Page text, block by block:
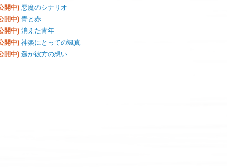
開中)悪魔のシナリオ
開中)青と赤
開中)消えた青年
開中)神楽にとっての颯真
開中)遥か彼方の想い